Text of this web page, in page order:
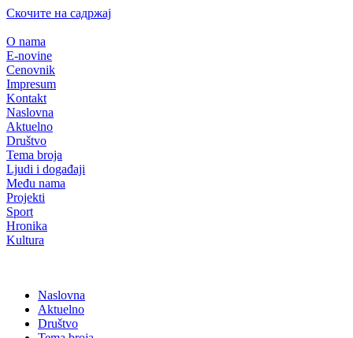
Скочите на садржај
O nama
E-novine
Cenovnik
Impresum
Kontakt
Naslovna
Aktuelno
Društvo
Tema broja
Ljudi i događaji
Među nama
Projekti
Sport
Hronika
Kultura
Naslovna
Aktuelno
Društvo